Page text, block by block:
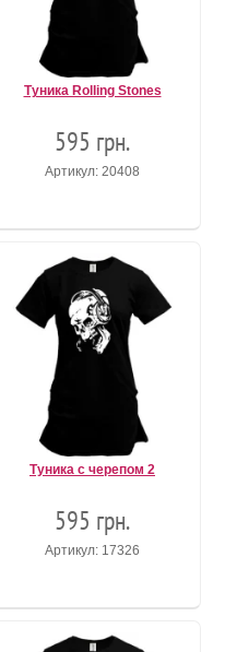
Туника Rolling Stones
595 грн.
Артикул: 20408
Туника с черепом 2
595 грн.
Артикул: 17326